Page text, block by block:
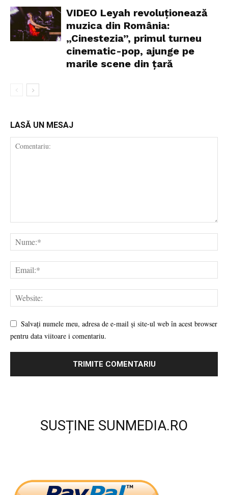
VIDEO Leyah revoluționează
muzica din România:
„Cinestezia”, primul turneu
cinematic-pop, ajunge pe
marile scene din țară
LASĂ UN MESAJ
Salvați numele meu, adresa de e-mail și site-ul web în acest browser
pentru data viitoare i comentariu.
SUSȚINE SUNMEDIA.RO